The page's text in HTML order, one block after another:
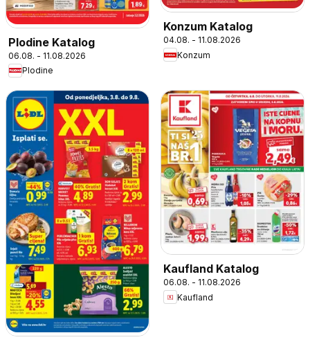
Plodine Katalog
06.08. - 11.08.2026
Plodine
Konzum Katalog
04.08. - 11.08.2026
Konzum
Kaufland Katalog
06.08. - 11.08.2026
Kaufland